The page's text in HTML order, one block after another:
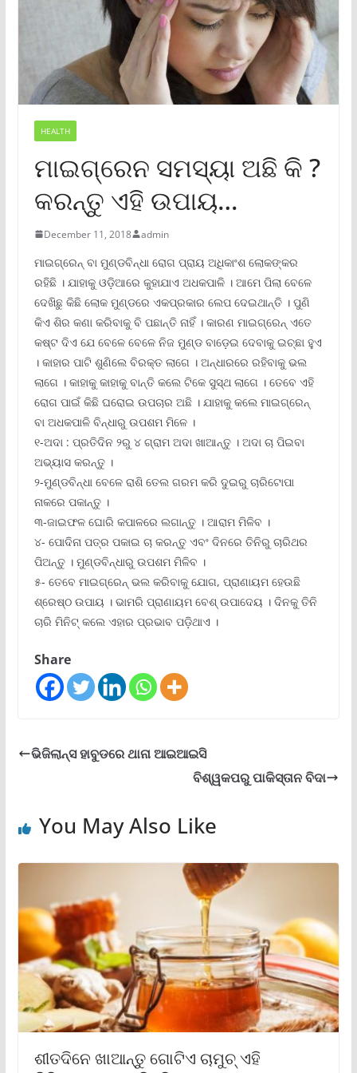
HEALTH
ମାଇଗ୍ରେନ ସମସ୍ୟା ଅଛି କି ?
କରନ୍ତୁ ଏହି ଉପାୟ…
December 11, 2018 admin
ମାଇଗ୍ରେନ୍ ବା ମୁଣ୍ଡବିନ୍ଧା ରୋଗ ପ୍ରାୟ ଅଧିକାଂଶ ଲୋକଙ୍କର
ରହିଛି । ଯାହାକୁ ଓଡ଼ିଆରେ କୁହାଯାଏ ଅଧକପାଳି । ଆମେ ପିଲା ବେଳେ
ଦେଖିଛୁ କିଛି ଲୋକ ମୁଣ୍ଡରେ ଏକପ୍ରକାର ଲେପ ଦେଇଥାନ୍ତି । ପୁଣି
କିଏ ଶିର କଣା କରିବାକୁ ବି ପଛାନ୍ତି ନାହିଁ । କାରଣ ମାଇଗ୍ରେନ୍ ଏତେ
କଷ୍ଟ ଦିଏ ଯେ ବେଳେ ବେଳେ ନିଜ ମୁଣ୍ଡ ବାଡ଼େଇ ଦେବାକୁ ଇଚ୍ଛା ହୁଏ
। କାହାର ପାଟି ଶୁଣିଲେ ବିରକ୍ତ ଲାଗେ । ଅନ୍ଧାରରେ ରହିବାକୁ ଭଲ
ଲାଗେ । କାହାକୁ କାହାକୁ ବାନ୍ତି କଲେ ଟିକେ ସୁସ୍ଥ ଲାଗେ । ତେବେ ଏହି
ରୋଗ ପାଇଁ କିଛି ଘରୋଇ ଉପଚାର ଅଛି । ଯାହାକୁ କଲେ ମାଇଗ୍ରେନ୍
ବା ଅଧକପାଳି ବିନ୍ଧାରୁ ଉପଶମ ମିଳେ ।
୧-ଅଦା : ପ୍ରତିଦିନ ୨ରୁ ୪ ଗ୍ରାମ ଅଦା ଖାଆନ୍ତୁ । ଅଦା ଚା ପିଇବା
ଅଭ୍ୟାସ କରନ୍ତୁ ।
୨-ମୁଣ୍ଡବିନ୍ଧା ବେଳେ ରାଶି ତେଲ ଗରମ କରି ଦୁଇରୁ ଚାରିଟୋପା
ନାକରେ ପକାନ୍ତୁ ।
୩-ଜାଇଫଳ ଘୋରି କପାଳରେ ଲଗାନ୍ତୁ । ଆରାମ ମିଳିବ ।
୪- ପୋଦିନା ପତ୍ର ପକାଇ ଚା କରନ୍ତୁ ଏବଂ ଦିନରେ ତିନିରୁ ଚାରିଥର
ପିଅନ୍ତୁ । ମୁଣ୍ଡବିନ୍ଧାରୁ ଉପଶମ ମିଳିବ ।
୫- ତେବେ ମାଇଗ୍ରେନ୍ ଭଲ କରିବାକୁ ଯୋଗ, ପ୍ରାଣାୟମ ହେଉଛି
ଶ୍ରେଷ୍ଠ ଉପାୟ । ଭାମରି ପ୍ରାଣାୟମ ବେଶ୍ ଉପାଦେୟ । ଦିନକୁ ତିନି
ଚାରି ମିନିଟ୍ କଲେ ଏହାର ପ୍ରଭାବ ପଡ଼ିଥାଏ ।
Share
ଭିଜିଲାନ୍ସ ହାବୁଡରେ ଥାନା ଆଇଆଇସି
ବିଶ୍ୱକପରୁ ପାକିସ୍ତାନ ବିଦା
You May Also Like
ଶୀତଦିନେ ଖାଆନ୍ତୁ ଗୋଟିଏ ଚାମୁଚ୍ ଏହି